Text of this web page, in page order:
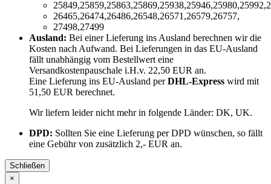
26465,26474,26486,26548,26571,26579,26757,
27498,27499
Ausland: Bei einer Lieferung ins Ausland berechnen wir die
Kosten nach Aufwand. Bei Lieferungen in das EU-Ausland
fällt unabhängig vom Bestellwert eine
Versandkostenpauschale i.H.v. 22,50 EUR an.
Eine Lieferung ins EU-Ausland perDHL-Express wird mit
51,50 EUR berechnet.
Wir liefern leider nicht mehr in folgende Länder: DK, UK.
DPD: Sollten Sie eine Lieferung per DPD wünschen, so fällt
eine Gebühr von zusätzlich 2,- EUR an.
Schließen
×